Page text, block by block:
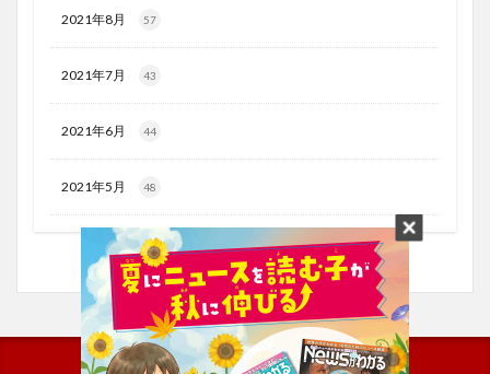
2021年8月 57
2021年7月 43
2021年6月 44
2021年5月 48